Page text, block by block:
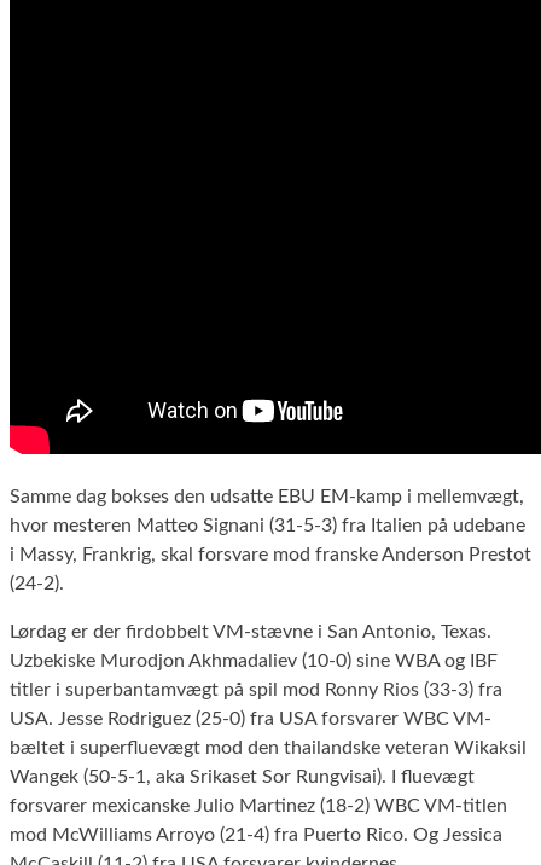
Samme dag bokses den udsatte EBU EM-kamp i mellemvægt,
hvor mesteren Matteo Signani (31-5-3) fra Italien på udebane
i Massy, Frankrig, skal forsvare mod franske Anderson Prestot
(24-2).
Lørdag er der firdobbelt VM-stævne i San Antonio, Texas.
Uzbekiske Murodjon Akhmadaliev (10-0) sine WBA og IBF
titler i superbantamvægt på spil mod Ronny Rios (33-3) fra
USA. Jesse Rodriguez (25-0) fra USA forsvarer WBC VM-
bæltet i superfluevægt mod den thailandske veteran Wikaksil
Wangek (50-5-1, aka Srikaset Sor Rungvisai). I fluevægt
forsvarer mexicanske Julio Martinez (18-2) WBC VM-titlen
mod McWilliams Arroyo (21-4) fra Puerto Rico. Og Jessica